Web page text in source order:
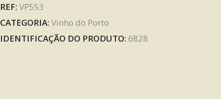
REF: VP553
CATEGORIA: Vinho do Porto
IDENTIFICAÇÃO DO PRODUTO: 6828